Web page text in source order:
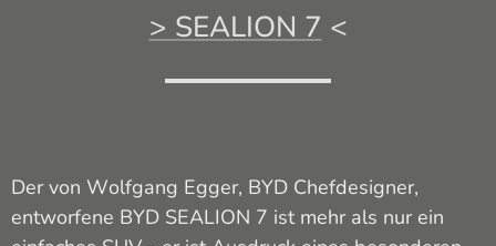
> SEALION 7 <
Der von Wolfgang Egger, BYD Chefdesigner,
entworfene BYD SEALION 7 ist mehr als nur ein